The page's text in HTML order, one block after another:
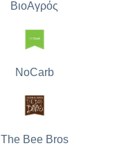
ΒιοΑγρός
NoCarb
The Bee Bros